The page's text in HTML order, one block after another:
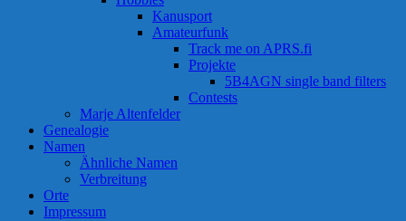
Kanusport
Amateurfunk
Track me on APRS.fi
Projekte
5B4AGN single band filters
Contests
Marje Altenfelder
Genealogie
Namen
Ähnliche Namen
Verbreitung
Orte
Impressum